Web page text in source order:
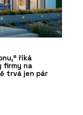
říká
firmy na
trvá jen pár